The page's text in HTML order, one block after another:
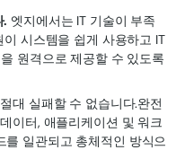
. 엣지에서는 IT 기술이 부족
시스템을 쉽게 사용하고 IT
원격으로 제공할 수 있도록
대 실패할 수 없습니다.완전
이터, 애플리케이션 및 워크
를 일관되고 총체적인 방식으